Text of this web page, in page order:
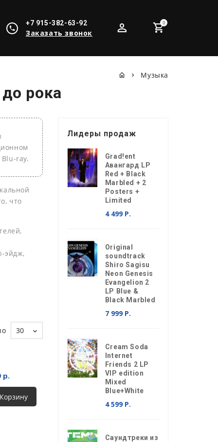
0
+7 915-382-63-92
Заказать звонок
Музыка
рока
ray.
что
эйдж,
30
р.
Лидеры продаж
Grad!ent
Авангард LP
Red + Black
Marbled + 2
Posters +
Limited
4 499 Р.
Original
soundtrack
Shiro Sagisu
Neon Genesis
Evangelion 2
LP Blue &
Black Marbled
7 999 Р.
Cream Soda
Internet
Friends 2 LP
VIP edition
Mixed
Blue+White
4 599 Р.
Саундтреки из